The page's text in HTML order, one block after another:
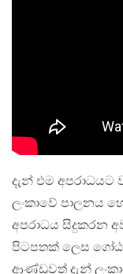
දැන් එම
ලංකාවේ පාලනය
අපරාධය සිදුකරන
පිටපතක් ලෙස
ආණ්ඩුවත් දැන්